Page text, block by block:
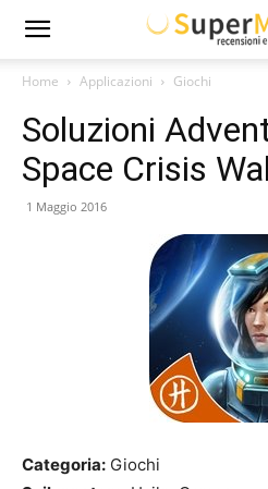
Super
Mobile
Home Applicazioni Giochi
Soluzioni
Space Crisis
1 Maggio 2016
Categoria: Giochi